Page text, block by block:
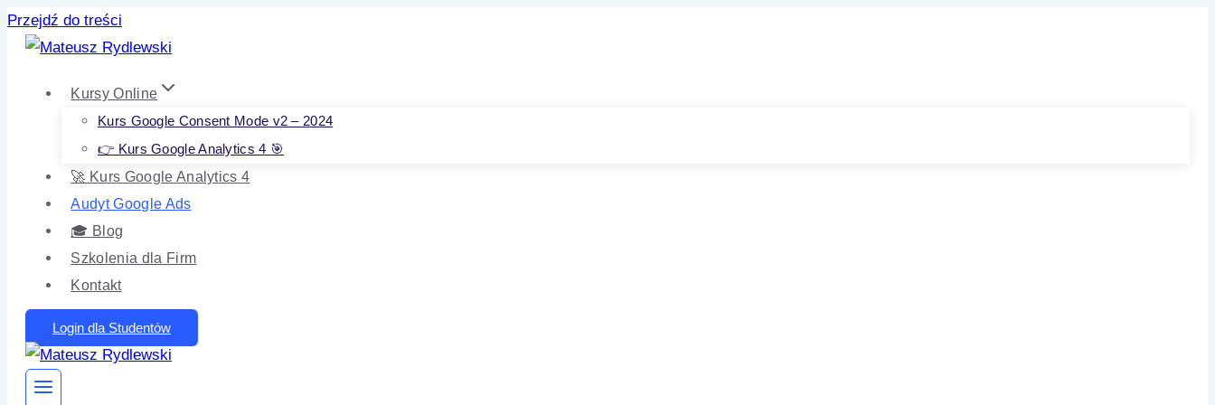
Przejdź do treści
Kursy Online
Kurs Google Consent Mode v2 – 2024
👉 Kurs Google Analytics 4 🎯
🚀 Kurs Google Analytics 4
Audyt Google Ads
🎓 Blog
Szkolenia dla Firm
Kontakt
Login dla Studentów